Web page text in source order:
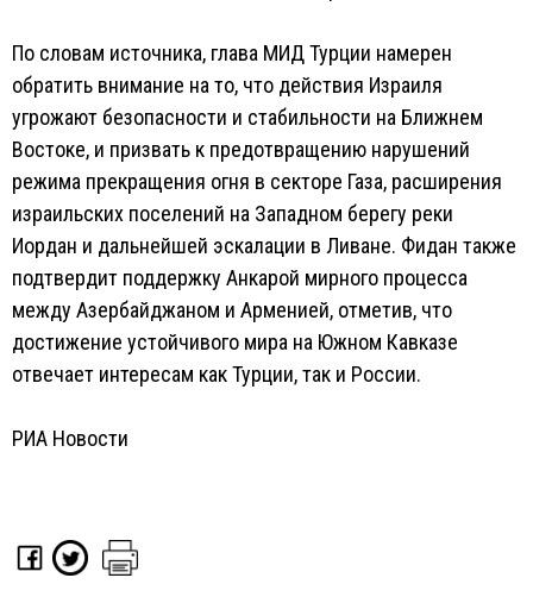
По словам источника, глава МИД Турции намерен
обратить внимание на то, что действия Израиля
угрожают безопасности и стабильности на Ближнем
Востоке, и призвать к предотвращению нарушений
режима прекращения огня в секторе Газа, расширения
израильских поселений на Западном берегу реки
Иордан и дальнейшей эскалации в Ливане. Фидан также
подтвердит поддержку Анкарой мирного процесса
между Азербайджаном и Арменией, отметив, что
достижение устойчивого мира на Южном Кавказе
отвечает интересам как Турции, так и России.
РИА Новости